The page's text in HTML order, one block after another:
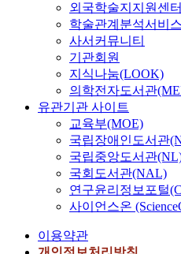
외국학술지지원센
학술관계분석서비
사서커뮤니티
기관회원
지식나눔(LOOK)
의학전자도서관
유관기관 사이트
교육부(MOE)
국립장애인도서관
국립중앙도서관
국회도서관(NAL)
연구윤리정보포털
사이언스온
이용약관